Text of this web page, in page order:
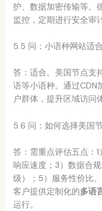
护、数据加密传输等。
监控，定期进行安全审
5.5 问：小语种网站适
答：适合。美国节点支
语等小语种。通过CDN
户群体，提升区域访问
5.6 问：如何选择美国
答：需重点评估五点：
响应速度；3）数据合
级）；5）服务性价比
客户提供定制化的多语
运行。